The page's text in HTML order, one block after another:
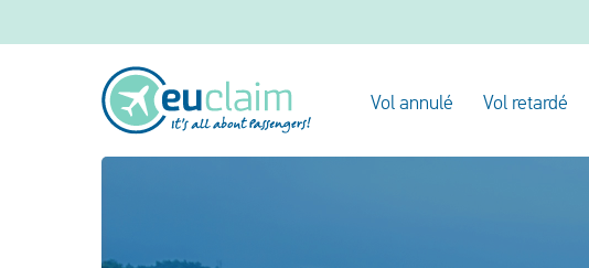
Vol annulé Vol retardé